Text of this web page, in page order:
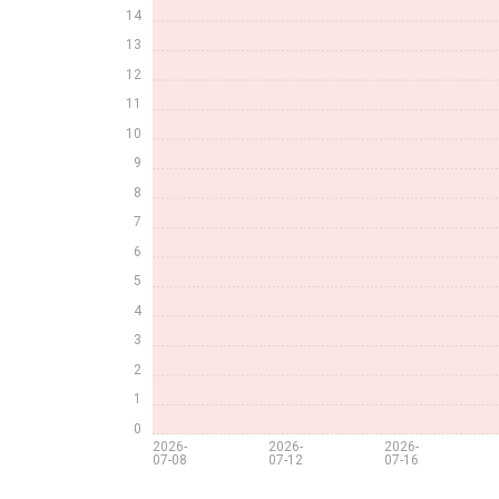
2026-
07-08
2026-
07-12
2026-
07-16
0
1
2
3
4
5
6
7
8
9
10
11
12
13
14